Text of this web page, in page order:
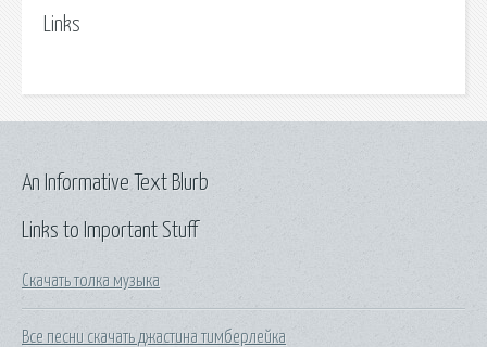
Links
Links to Important Stuff
Скачать толка музыка
Все песни скачать джастина тимберлейка
An Informative Text Blurb